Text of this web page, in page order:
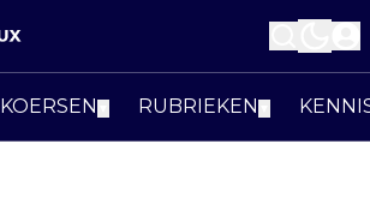
KOERSEN RUBRIEKEN